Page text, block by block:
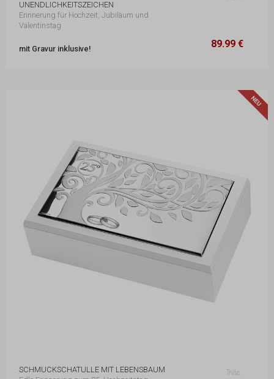
UNENDLICHKEITSZEICHEN
Erinnerung für Hochzeit, Jubiläum und
Valentinstag
mit Gravur inklusive! 89.99 €
12 x 20,5 x 5,5 cm 89.99 €
SCHMUCKSCHATULLE MIT LEBENSBAUM